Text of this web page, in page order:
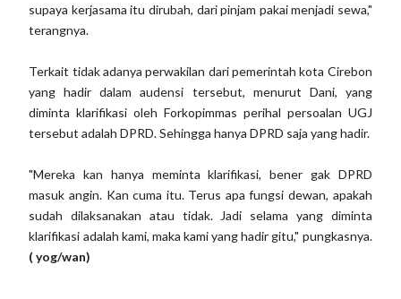
supaya kerjasama itu dirubah, dari pinjam pakai menjadi sewa,"
terangnya.
Terkait tidak adanya perwakilan dari pemerintah kota Cirebon
yang hadir dalam audensi tersebut, menurut Dani, yang
diminta klarifikasi oleh Forkopimmas perihal persoalan UGJ
tersebut adalah DPRD. Sehingga hanya DPRD saja yang hadir.
"Mereka kan hanya meminta klarifikasi, bener gak DPRD
masuk angin. Kan cuma itu. Terus apa fungsi dewan, apakah
sudah dilaksanakan atau tidak. Jadi selama yang diminta
klarifikasi adalah kami, maka kami yang hadir gitu," pungkasnya.
( yog/wan)